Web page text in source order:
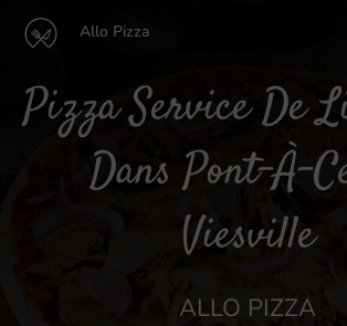
Allo Pizza
Pizza Service De
Dans Pont-À-
Viesville
ALLO PIZZA